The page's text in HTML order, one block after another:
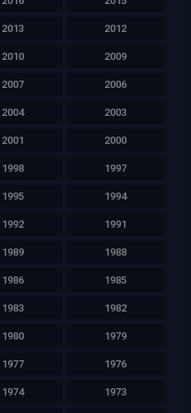
2013 2012
2010 2009
2007 2006
2004 2003
2001 2000
1998 1997
1995 1994
1992 1991
1989 1988
1986 1985
1983 1982
1980 1979
1977 1976
1974 1973